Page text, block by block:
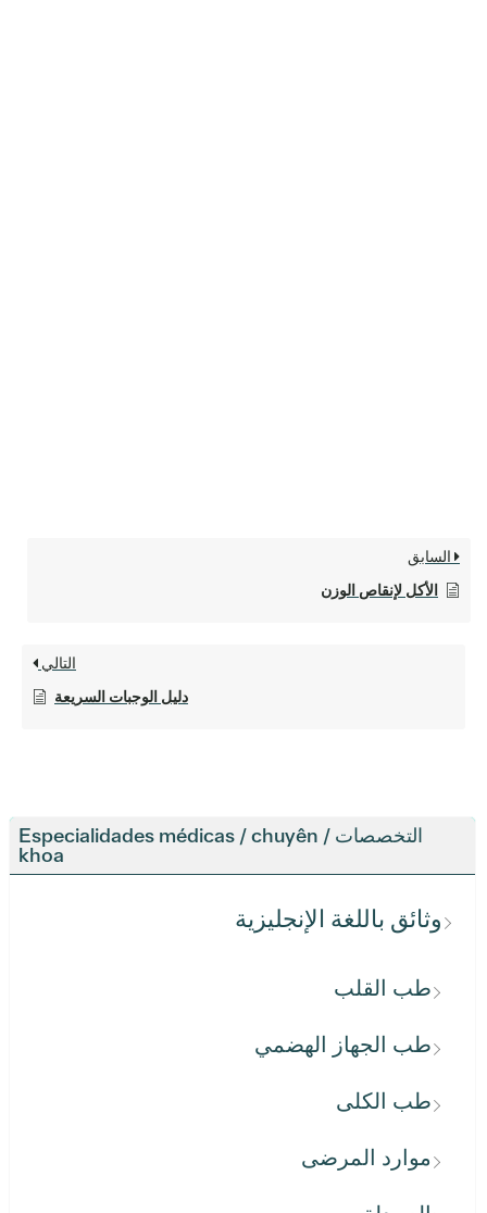
التخصصات / Especialidades médicas / chuyên
khoa
وثائق باللغة الإنجليزية
طب القلب
طب الجهاز الهضمي
طب الكلى
موارد المرضى
السابق
الأكل لإنقاص الوزن
التالي
دليل الوجبات السريعة